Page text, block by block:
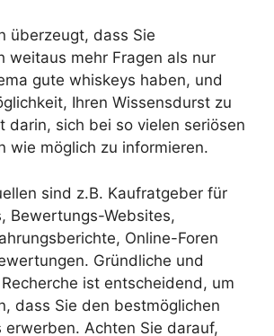
überzeugt, dass Sie
weitaus mehr Fragen als nur
gute whiskeys haben, und
Ihren Wissensdurst zu
darin, sich bei so vielen seriösen
wie möglich zu informieren.
sind z.B. Kaufratgeber für
Bewertungs-Websites,
Online-Foren
Gründliche und
ist entscheidend, um
dass Sie den bestmöglichen
erwerben. Achten Sie darauf,